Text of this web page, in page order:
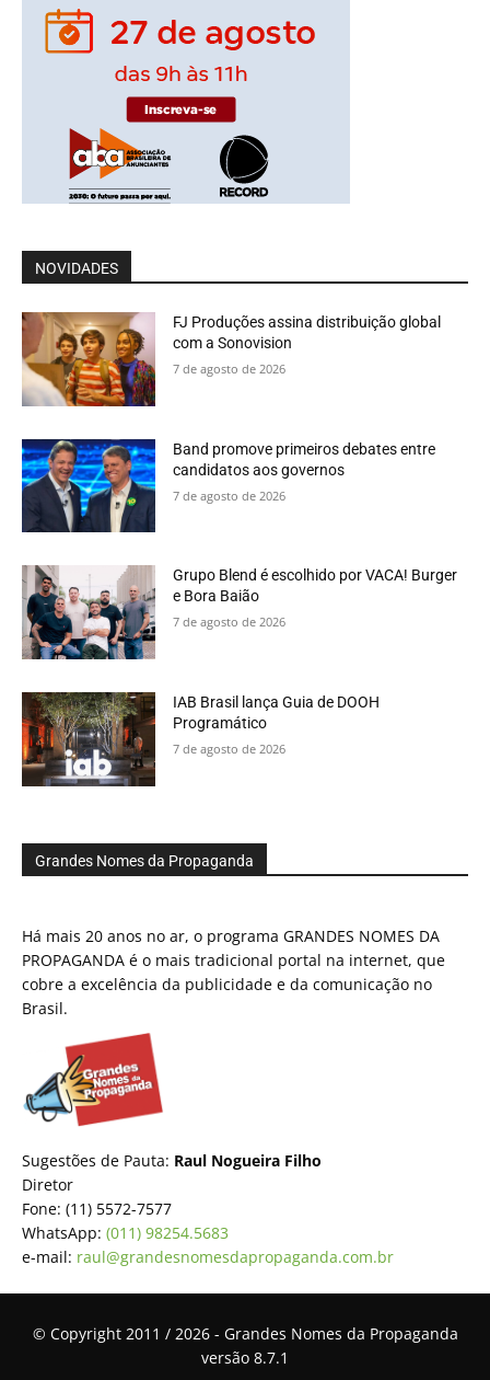
NOVIDADES
FJ Produções assina distribuição global
com a Sonovision
7 de agosto de 2026
Band promove primeiros debates entre
candidatos aos governos
7 de agosto de 2026
Grupo Blend é escolhido por VACA! Burger
e Bora Baião
7 de agosto de 2026
IAB Brasil lança Guia de DOOH
Programático
7 de agosto de 2026
Grandes Nomes da Propaganda
Há mais 20 anos no ar, o programa GRANDES NOMES DA
PROPAGANDA é o mais tradicional portal na internet, que
cobre a excelência da publicidade e da comunicação no
Brasil.
Sugestões de Pauta: Raul Nogueira Filho
Diretor
Fone: (11) 5572-7577
WhatsApp: (011) 98254.5683
e-mail: raul@grandesnomesdapropaganda.com.br
© Copyright 2011 / 2026 - Grandes Nomes da Propaganda
versão 8.7.1